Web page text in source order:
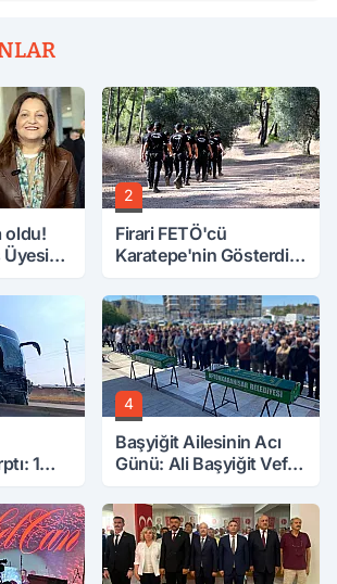
oldu!
Üyesini
2
Firari FETÖ'cü
Karatepe'nin Gösterdiği
Aranıyor
1
4
Başyiğit Ailesinin Acı
Günü: Ali Başyiğit Vefat